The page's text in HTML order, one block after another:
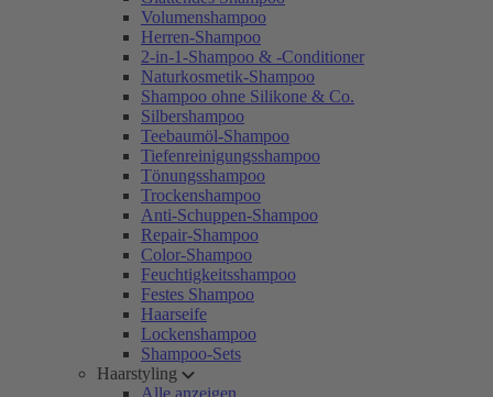
Volumenshampoo
Herren-Shampoo
2-in-1-Shampoo & -Conditioner
Naturkosmetik-Shampoo
Shampoo ohne Silikone & Co.
Silbershampoo
Teebaumöl-Shampoo
Tiefenreinigungsshampoo
Tönungsshampoo
Trockenshampoo
Anti-Schuppen-Shampoo
Repair-Shampoo
Color-Shampoo
Feuchtigkeitsshampoo
Festes Shampoo
Haarseife
Lockenshampoo
Shampoo-Sets
Haarstyling
Alle anzeigen